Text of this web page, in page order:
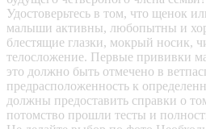
Удостоверьтесь в том, что щенок
малыши активны, любопытны и
блестящие глазки, мокрый носик,
телосложение. Первые прививки
это должно быть отмечено в
предрасположенность к
должны предоставить справки о
потомство прошли тесты и